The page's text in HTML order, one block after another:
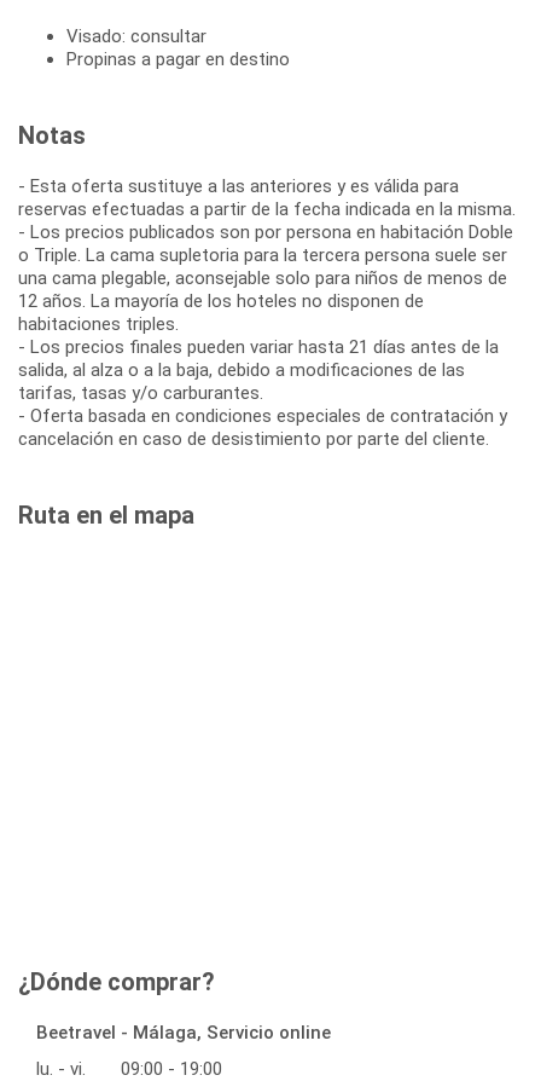
Visado: consultar
Propinas a pagar en destino
Notas
- Esta oferta sustituye a las anteriores y es válida para
reservas efectuadas a partir de la fecha indicada en la misma.
- Los precios publicados son por persona en habitación Doble
o Triple. La cama supletoria para la tercera persona suele ser
una cama plegable, aconsejable solo para niños de menos de
12 años. La mayoría de los hoteles no disponen de
habitaciones triples.
- Los precios finales pueden variar hasta 21 días antes de la
salida, al alza o a la baja, debido a modificaciones de las
tarifas, tasas y/o carburantes.
- Oferta basada en condiciones especiales de contratación y
cancelación en caso de desistimiento por parte del cliente.
Ruta en el mapa
¿Dónde comprar?
Beetravel - Málaga, Servicio online
lu. - vi.
09:00 - 19:00